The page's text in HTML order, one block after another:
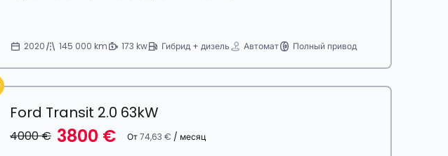
2020 145 000 km 173 kw Гибрид + дизель Автомат Полный привод
Ford Transit 2.0 63kW
4000 € 3800 € От74,63 € / месяц